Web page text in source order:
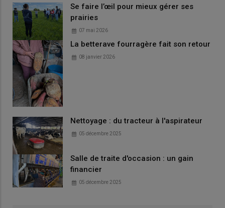
Se faire l’œil pour mieux gérer ses
prairies
07 mai 2026
La betterave fourragère fait son retour
08 janvier 2026
Nettoyage : du tracteur à l'aspirateur
05 décembre 2025
Salle de traite d'occasion : un gain
financier
05 décembre 2025